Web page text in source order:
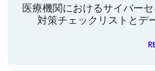
医療機関におけるサイバー
対策チェックリストとデ